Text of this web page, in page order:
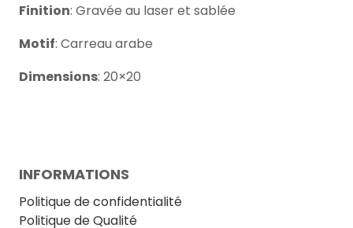
Finition: Gravée au laser et sablée
Motif: Carreau arabe
Dimensions: 20×20
INFORMATIONS
Politique de confidentialité
Politique de Qualité